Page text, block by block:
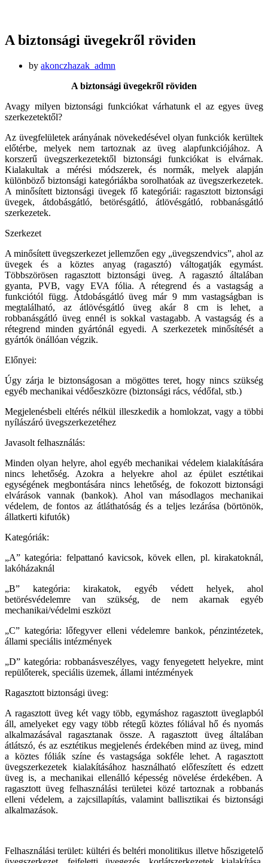
A biztonsági üvegekről röviden
by akonczhazak_admn
A biztonsági üvegekről röviden
Avagy milyen biztonsági funkciókat várhatunk el az egyes üveg
szerkezetektől?
Az üvegfelületek arányának növekedésével olyan funkciók kerültek
előtérbe, melyek nem tartoznak az üveg alapfunkciójához. A
korszerű üvegszerkezetektől biztonsági funkciókat is elvárnak.
Kialakultak a mérési módszerek, és normák, melyek alapján
különböző biztonsági kategóriákba sorolhatóak az üvegszerkezetek.
A minősített biztonsági üvegek fő kategóriái: ragasztott biztonsági
üvegek, átdobásgátló, betörésgátló, átlövésgátló, robbanásgátló
szerkezetek.
Szerkezet
A minősített üvegszerkezet jellemzően egy „üvegszendvics”, ahol az
üvegek és a köztes anyag (ragasztó) váltogatják egymást.
Többszörösen ragasztott biztonsági üveg. A ragasztó általában
gyanta, PVB, vagy EVA fólia. A rétegrend és a vastagság a
funkciótól függ. Átdobásgátló üveg már 9 mm vastagságban is
megtalálható, az átlövésgátló üveg akár 8 cm is lehet, a
robbanásgátló üveg ennél is sokkal vastagabb. A vastagság és a
rétegrend minden gyártónál egyedi. A szerkezetek minősítését a
gyártók önállóan végzik.
Előnyei:
Úgy zárja le biztonságosan a mögöttes teret, hogy nincs szükség
egyéb mechanikai védőeszközre (biztonsági rács, védőfal, stb.)
Megjelenésbeli eltérés nélkül illeszkedik a homlokzat, vagy a többi
nyílászáró üvegszerkezetéhez
Javasolt felhasználás:
Minden olyan helyre, ahol egyéb mechanikai védelem kialakítására
nincs lehetőség. Azokra a helyekre ahol az épület esztétikai
egységének megbontására nincs lehetőség, de fokozott biztonsági
elvárások vannak (bankok). Ahol van másodlagos mechanikai
védelem, de fontos az átláthatóság és a teljes lezárása (börtönök,
állatkerti kifutók)
Kategóriák:
„A” kategória: felpattanó kavicsok, kövek ellen, pl. kirakatoknál,
lakóházaknál
„B” kategória: kirakatok, egyéb védett helyek, ahol
betörésvédelemre van szükség, de nem akarnak egyéb
mechanikai/védelmi eszközt
„C” kategória: lőfegyver elleni védelemre bankok, pénzintézetek,
állami speciális intézmények
„D” kategória: robbanásveszélyes, vagy fenyegetett helyekre, mint
repülőterek, speciális üzemek, állami intézmények
Ragasztott biztonsági üveg:
A ragasztott üveg két vagy több, egymáshoz ragasztott üveglapból
áll, amelyeket egy vagy több rétegű köztes fóliával hő és nyomás
alkalmazásával ragasztanak össze. A ragasztott üveg általában
átlátszó, és az esztétikus megjelenés érdekében mind az üveg, mind
a köztes fóliák színe és vastagsága sokféle lehet. A ragasztott
üvegszerkezetek kialakításához használható előfeszített és edzett
üveg is, a mechanikai ellenálló képesség növelése érdekében. A
ragasztott üveg felhasználási területei közé tartoznak a robbanás
elleni védelem, a zajcsillapítás, valamint ballisztikai és biztonsági
alkalmazások.
Felhasználási terület: kültéri és beltéri monolitikus illetve hőszigetelő